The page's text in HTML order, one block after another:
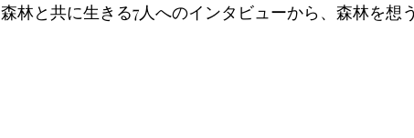
森林と共に生きる7人へのインタビューから、森林を想う